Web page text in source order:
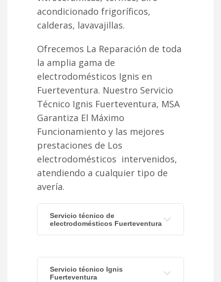
acondicionado frigoríficos,
calderas, lavavajillas.
Ofrecemos La Reparación de toda
la amplia gama de
electrodomésticos Ignis en
Fuerteventura. Nuestro Servicio
Técnico Ignis Fuerteventura, MSA
Garantiza El Máximo
Funcionamiento y las mejores
prestaciones de Los
electrodomésticos intervenidos,
atendiendo a cualquier tipo de
avería.
Servicio técnico de
electrodomésticos Fuerteventura
Servicio técnico Ignis
Fuerteventura